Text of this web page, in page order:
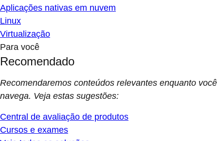
Aplicações nativas em nuvem
Linux
Virtualização
Para você
Recomendado
Recomendaremos conteúdos relevantes enquanto você
navega. Veja estas sugestões:
Central de avaliação de produtos
Cursos e exames